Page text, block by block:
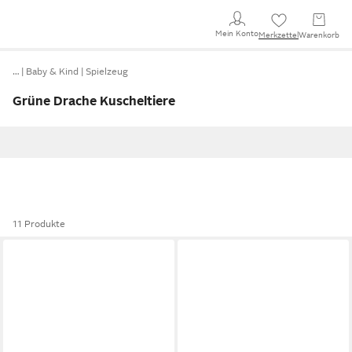
Mein KontoMerkzettel Warenkorb
… Baby & Kind Spielzeug
Grüne Drache Kuscheltiere
11 Produkte